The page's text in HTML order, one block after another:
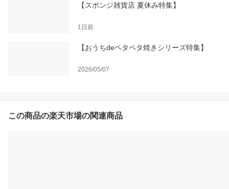
【スポンジ雑貨店 夏休み特集】
1日前
【おうちdeペタペタ焼きシリーズ特集】
2026/05/07
この商品の楽天市場の関連商品